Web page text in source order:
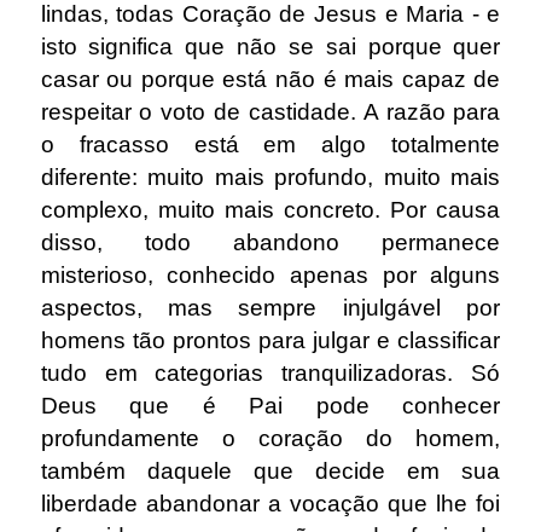
lindas, todas Coração de Jesus e Maria - e
isto significa que não se sai porque quer
casar ou porque está não é mais capaz de
respeitar o voto de castidade. A razão para
o fracasso está em algo totalmente
diferente: muito mais profundo, muito mais
complexo, muito mais concreto. Por causa
disso, todo abandono permanece
misterioso, conhecido apenas por alguns
aspectos, mas sempre injulgável por
homens tão prontos para julgar e classificar
tudo em categorias tranquilizadoras. Só
Deus que é Pai pode conhecer
profundamente o coração do homem,
também daquele que decide em sua
liberdade abandonar a vocação que lhe foi